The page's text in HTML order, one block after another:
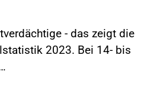
- das zeigt die
2023. Bei 14- bis